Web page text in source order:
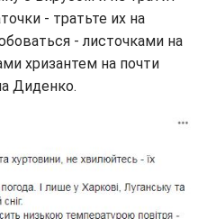
- тратьте их на
- листочками на
хризантем на почти
Диденко.